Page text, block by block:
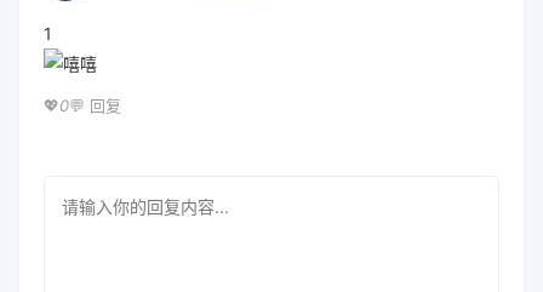
1
💖0💬 回复